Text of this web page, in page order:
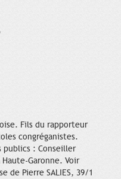
Fils du rapporteur
congréganistes.
publics : Conseiller
Garonne. Voir
de Pierre SALIES, 39/1